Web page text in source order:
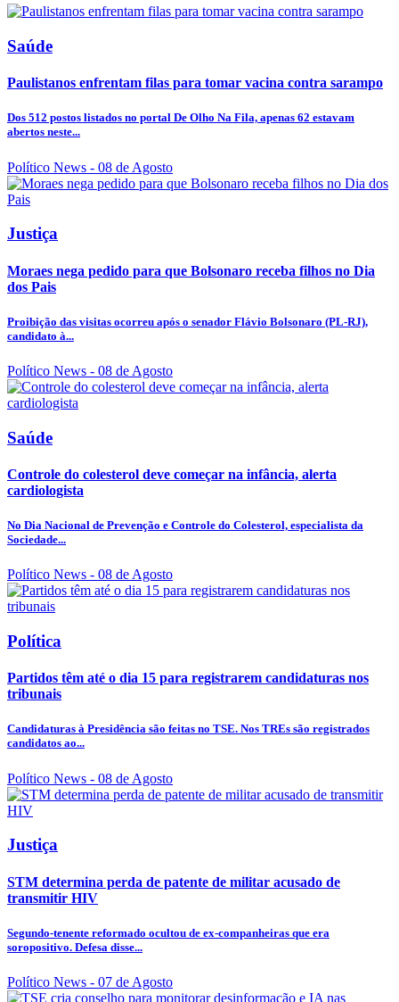
Saúde
Paulistanos enfrentam filas para tomar vacina contra sarampo
Dos 512 postos listados no portal De Olho Na Fila, apenas 62 estavam
abertos neste...
Político News - 08 de Agosto
Justiça
Moraes nega pedido para que Bolsonaro receba filhos no Dia
dos Pais
Proibição das visitas ocorreu após o senador Flávio Bolsonaro (PL-RJ),
candidato à...
Político News - 08 de Agosto
Saúde
Controle do colesterol deve começar na infância, alerta
cardiologista
No Dia Nacional de Prevenção e Controle do Colesterol, especialista da
Sociedade...
Político News - 08 de Agosto
Política
Partidos têm até o dia 15 para registrarem candidaturas nos
tribunais
Candidaturas à Presidência são feitas no TSE. Nos TREs são registrados
candidatos ao...
Político News - 08 de Agosto
Justiça
STM determina perda de patente de militar acusado de
transmitir HIV
Segundo-tenente reformado ocultou de ex-companheiras que era
soropositivo. Defesa disse...
Político News - 07 de Agosto